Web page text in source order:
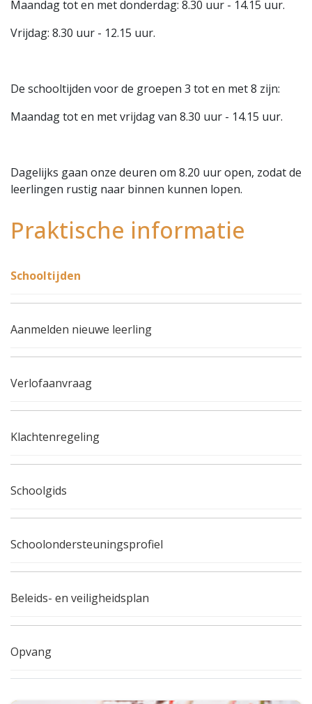
Maandag tot en met donderdag: 8.30 uur - 14.15 uur.
Vrijdag: 8.30 uur - 12.15 uur.
De schooltijden voor de groepen 3 tot en met 8 zijn:
Maandag tot en met vrijdag van 8.30 uur - 14.15 uur.
Dagelijks gaan onze deuren om 8.20 uur open, zodat de
leerlingen rustig naar binnen kunnen lopen.
Praktische informatie
Schooltijden
Aanmelden nieuwe leerling
Verlofaanvraag
Klachtenregeling
Schoolgids
Schoolondersteuningsprofiel
Beleids- en veiligheidsplan
Opvang